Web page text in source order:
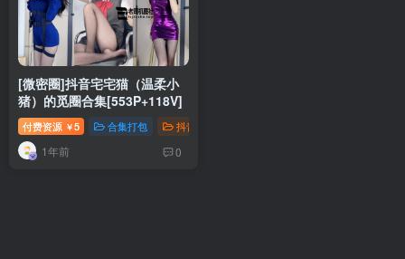
[微密圈]抖音宅宅猫（温柔小
猪）的觅圈合集[553P+118V]
付费资源 ￥5 合集打包 抖音微密
1年前 0